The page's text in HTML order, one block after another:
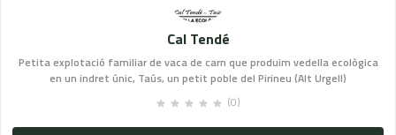
Cal Tendé
Petita explotació familiar de vaca de carn que produim vedella ecològica
en un indret únic, Taús, un petit poble del Pirineu (Alt Urgell)
(0)